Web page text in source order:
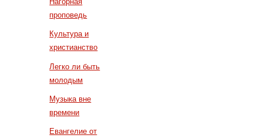
проповедь
Культура и
христианство
Легко ли быть
молодым
Музыка вне
времени
Евангелие от